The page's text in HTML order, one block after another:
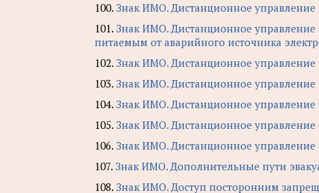
100. Знак ИМО. Дистанционное управление
101. Знак ИМО. Дистанционное
питаемым от аварийного источника
102. Знак ИМО. Дистанционное
103. Знак ИМО. Дистанционное
104. Знак ИМО. Дистанционное
105. Знак ИМО. Дистанционное
106. Знак ИМО. Дистанционное управление
107. Знак ИМО. Дополнительные пути
108. Знак ИМО. Доступ посторонним